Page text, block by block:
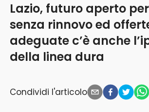
Lazio, futuro aperto
senza rinnovo ed
adeguate c’è anche
della linea dura
Condividi l'articolo